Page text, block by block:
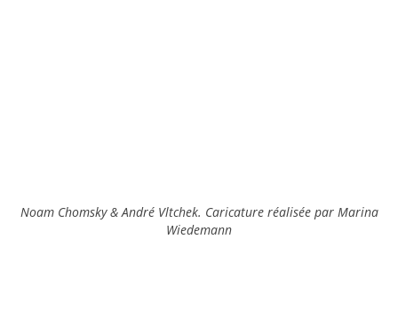
Noam Chomsky & André Vltchek. Caricature réalisée par Marina
Wiedemann